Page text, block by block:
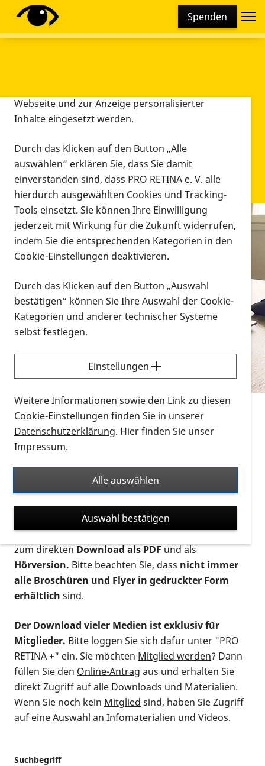
Spenden
Infomaterial
Infomaterial
Vorlesen
Alle Infomaterialien in verschiedenen
Formaten an einem Ort
Sie möchten wissen, wie Sie nach Infonmaterial
suchen und dieses bestellen bzw. herunterladen
können? Schauen Sie sich dieErklärvideos zum
Thema Infomaterial auf der PRO RETINA-Website
für blinde und sehbehinderte Menschen an.
Auf dieser Seite finden Sie sämtliches Infomaterial
Ort. Nutzen Sie den Formatfilter, um ausschließlich
nach Flyern und Broschüren, Audios oder Videos zu
suchen. Die meisten Flyer und Broschüren werden in
verschiedenen Formaten angeboten: zur
postalischen Bestellung als gedruckte Variante
zum direktenDownload als PDFund als
Hörversion. Bitte beachten Sie, dass nicht immer
alle Broschüren und Flyer in gedruckter Form
erhältlich sind.
Der Download vieler Medien ist exklusiv für
Mitglieder. Bitte loggen Sie sich dafür unter "PRO
RETINA +" ein. Sie möchten Mitglied werden? Dann
füllen Sie den Online-Antrag aus und erhalten Sie
direkt Zugriff auf alle Downloads und Materialien.
Wenn Sie noch kein Mitglied sind, haben Sie Zugriff
auf eine Auswahl an Infomaterialien und Videos.
Suchbegriff
Diese Webseite setzt verschiedene Cookies und
Tracking-Tools ein. Dies beinhaltet Cookies und
Webseite und zur Anzeige personalisierter
Inhalte eingesetzt werden.
Durch das Klicken auf den Button „Alle
auswählen“ erklären Sie, dass Sie damit
einverstanden sind, dass PRO RETINA e. V. alle
hierdurch ausgewählten Cookies und Tracking-
Tools einsetzt. Sie können Ihre Einwilligung
jederzeit mit Wirkung für die Zukunft widerrufen,
indem Sie die entsprechenden Kategorien in den
Cookie-Einstellungen deaktivieren.
Durch das Klicken auf den Button „Auswahl
bestätigen“ können Sie Ihre Auswahl der Cookie-
Kategorien und anderer technischer Systeme
selbst festlegen.
Einstellungen
Weitere Informationen sowie den Link zu diesen
Cookie-Einstellungen finden Sie in unserer
Datenschutzerklärung. Hier finden Sie unser
Impressum.
Alle auswählen
Auswahl bestätigen